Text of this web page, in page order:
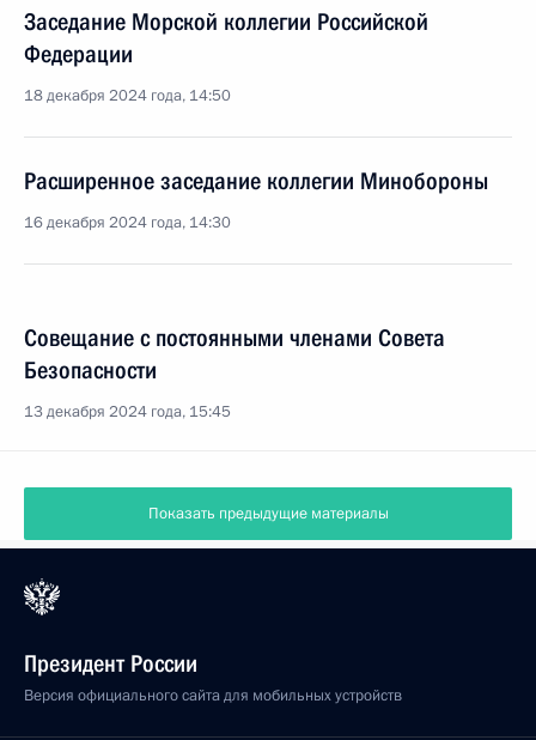
Заседание Морской коллегии Российской
Федерации
18 декабря 2024 года, 14:50
Расширенное заседание коллегии Минобороны
16 декабря 2024 года, 14:30
Совещание с постоянными членами Совета
Безопасности
13 декабря 2024 года, 15:45
Показать предыдущие материалы
Президент России
Версия официального сайта для мобильных устройств